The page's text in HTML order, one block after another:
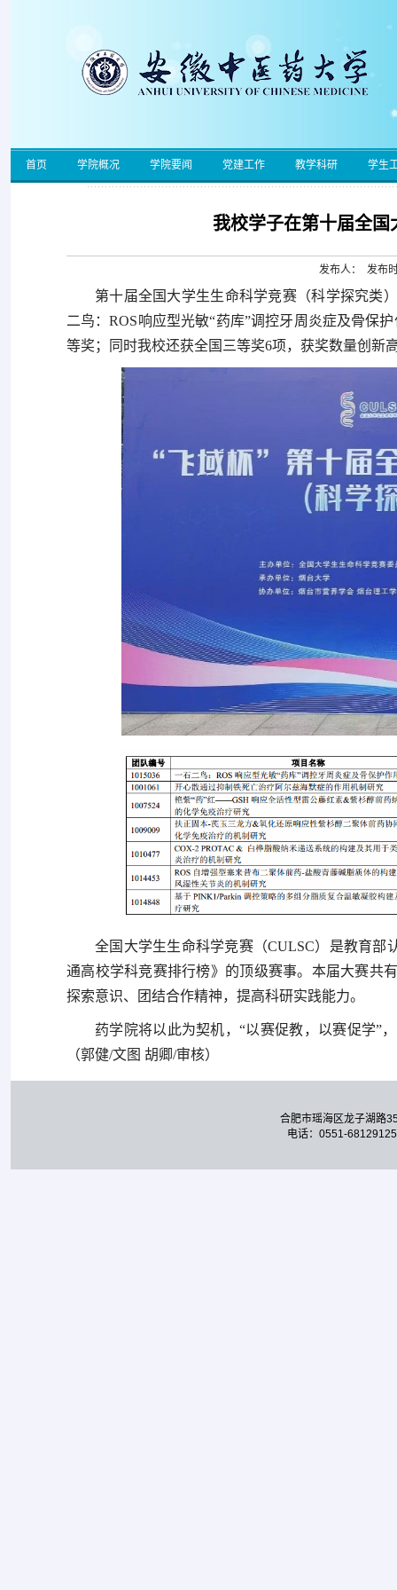
首页 学院概况 学院要闻 党建工作 教学科研 学生
我校学子在第十届全
发布人： 发布
第十届全国大学生生命科学竞赛（科学探究类
二鸟：ROS响应型光敏“药库”调控牙周炎症及骨保
等奖；同时我校还获全国三等奖6项，获奖数量创新
全国大学生生命科学竞赛（CULSC）是教育
通高校学科竞赛排行榜》的顶级赛事。本届大赛共
探索意识、团结合作精神，提高科研实践能力。
药学院将以此为契机，“以赛促教，以赛促学”
（郭健/文图 胡卿/审核）
合肥市瑶海区龙子湖路
电话：0551-